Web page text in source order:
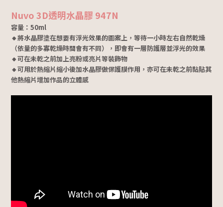
Nuvo 3D透明水晶膠 947N
容量：50ml
🔸將水晶膠塗在想要有浮光效果的圖案上，等待一小時左右自然乾燥
（依量的多寡乾燥時間會有不同），即會有一層防護層並浮光的效果
🔸可在未乾之前加上亮粉或亮片等裝飾物
🔸可用於熱縮片縮小後加水晶膠做保護膜作用，亦可在未乾之前黏貼其
他熱縮片增加作品的立體感